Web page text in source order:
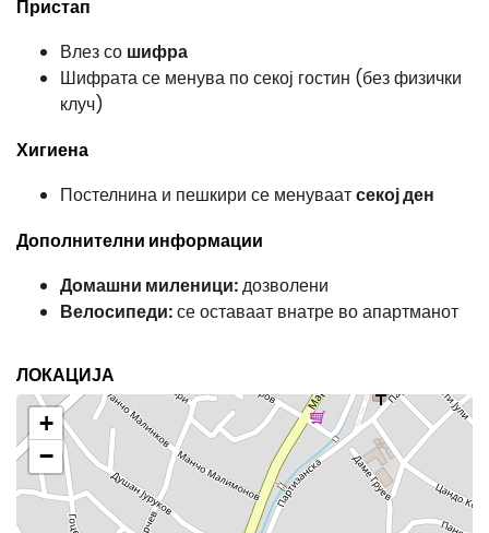
Пристап
Влез со шифра
Шифрата се менува по секој гостин (без физички
клуч)
Хигиена
Постелнина и пешкири се менуваатсекој ден
Дополнителни информации
Домашни миленици:дозволени
Велосипеди:се оставаат внатре во апартманот
ЛОКАЦИЈА
+
−